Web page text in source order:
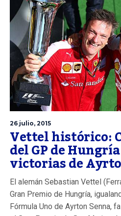
26 julio, 2015
Vettel histórico:
del GP de
victorias de
El alemán Sebastian Vettel
Gran Premio de Hungría,
Fórmula Uno de Ayrton Senna,